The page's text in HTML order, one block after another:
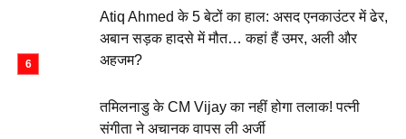
Atiq Ahmed के 5 बेटों का हाल: असद एनकाउंटर में ढेर,
अबान सड़क हादसे में मौत… कहां हैं उमर, अली और
अहजम?
तमिलनाडु के CM Vijay का नहीं होगा तलाक! पत्नी
संगीता ने अचानक वापस ली अर्जी